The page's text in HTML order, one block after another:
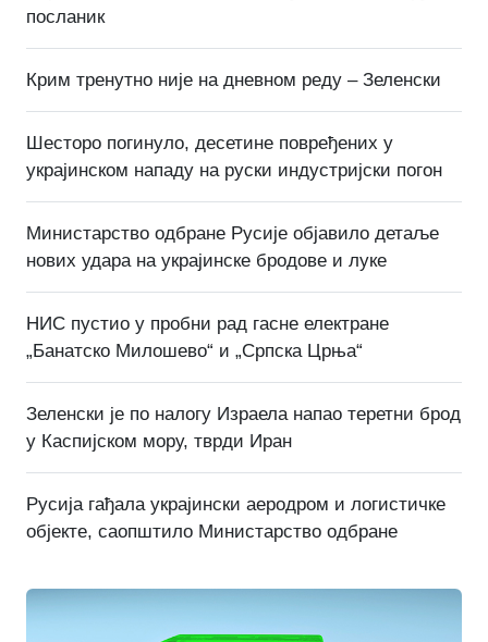
посланик
Крим тренутно није на дневном реду – Зеленски
Шесторо погинуло, десетине повређених у
украјинском нападу на руски индустријски погон
Министарство одбране Русије објавило детаље
нових удара на украјинске бродове и луке
НИС пустио у пробни рад гасне електране
„Банатско Милошево“ и „Српска Црња“
Зеленски је по налогу Израела напао теретни брод
у Каспијском мору, тврди Иран
Русија гађала украјински аеродром и логистичке
објекте, саопштило Министарство одбране